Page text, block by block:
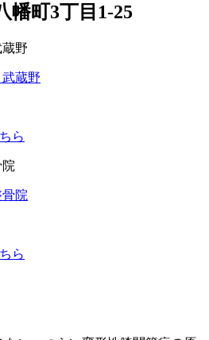
幡町3丁目1-25
野
ら
ら